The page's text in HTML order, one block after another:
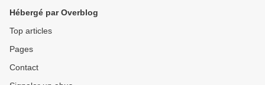
Hébergé par Overblog
Top articles
Pages
Contact